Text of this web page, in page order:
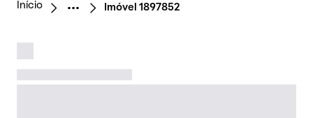
Início Imóvel 1897852